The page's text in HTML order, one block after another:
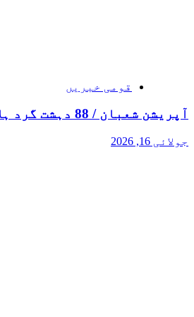
قومی خبریں
آپریشن شعبان / 88 دہشت گرد ہلاک
جولائی 16, 2026